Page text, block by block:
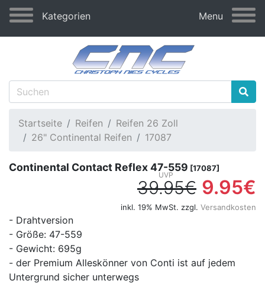
Kategorien Menu
Startseite Reifen
Reifen 26 Zoll
26" Continental Reifen
17087
Continental Contact Reflex 47-559 [17087]
39.95€ 9.95€
inkl. 19% MwSt. zzgl. Versandkosten
- Drahtversion
- Größe: 47-559
- Gewicht: 695g
- der Premium Alleskönner von Conti ist auf jedem
Untergrund sicher unterwegs